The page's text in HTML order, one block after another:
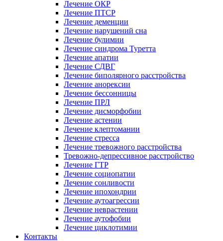
Лечение ОКР
Лечение ПТСР
Лечение деменции
Лечение нарушений сна
Лечение булимии
Лечение синдрома Туретта
Лечение апатии
Лечение СДВГ
Лечение биполярного расстройства
Лечение анорексии
Лечение бессонницы
Лечение ПРЛ
Лечение дисморфобии
Лечение астении
Лечение клептомании
Лечение стресса
Лечение тревожного расстройства
Тревожно-депрессивное расстройство
Лечение ГТР
Лечение социопатии
Лечение сонливости
Лечение ипохондрии
Лечение аутоагрессии
Лечение неврастении
Лечение аутофобии
Лечение циклотимии
Контакты